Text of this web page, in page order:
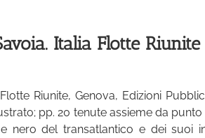
Italia Flotte Riunite
Riunite, Genova, Edizioni
pp. 20 tenute assieme da
nero del transatlantico e dei suoi